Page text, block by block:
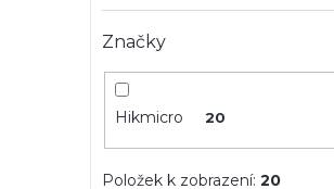
Značky
Hikmicro 20
Položek k zobrazení: 20